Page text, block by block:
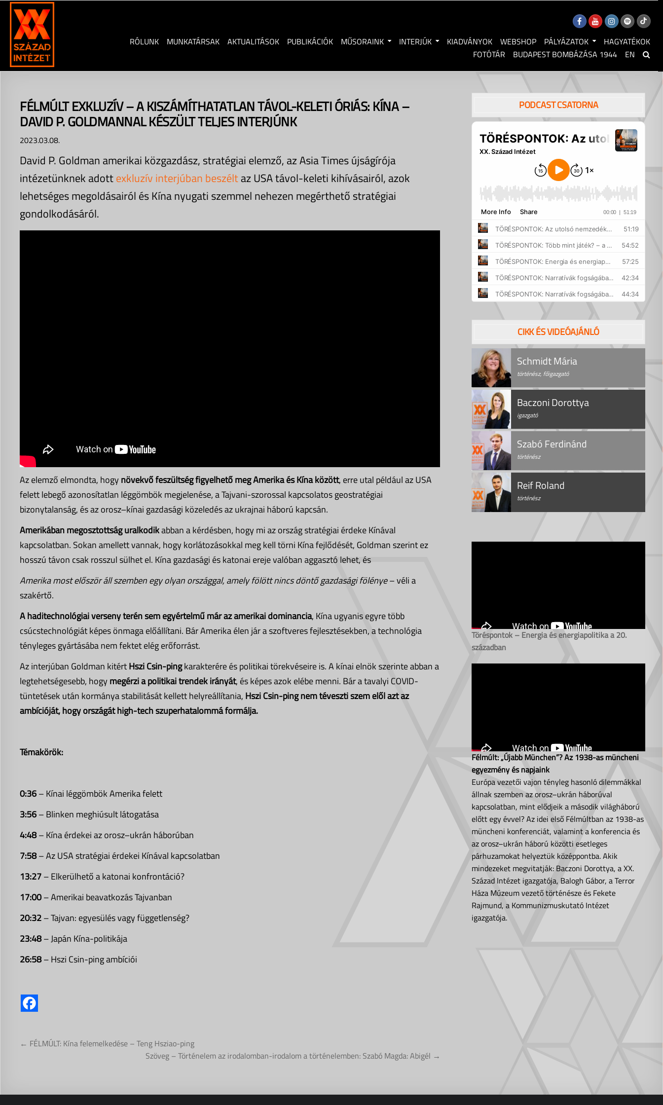
Skip
content
RÓLUNK
MUNKATÁRSAK AKTUALITÁSOK PUBLIKÁCIÓK MŰSORAINK INTERJÚK KIADVÁNYOK WEBSHOP PÁLYÁZATOK
HAGYATÉKOK
FOTÓTÁR
BUDAPEST BOMBÁZÁSA 1944 EN
FÉLMÚLT EXKLUZÍV – A KISZÁMÍTHATATLAN TÁVOL-KELETI ÓRIÁS: KÍNA –
DAVID P. GOLDMANNAL KÉSZÜLT TELJES INTERJÚNK
2023.03.08.
David P. Goldman amerikai közgazdász, stratégiai elemző, az Asia Times újságírója
intézetünknek adottexkluzív interjúban beszéltaz USA távol-keleti kihívásairól, azok
lehetséges megoldásairól és Kína nyugati szemmel nehezen megérthető stratégiai
gondolkodásáról.
Az elemző elmondta, hogynövekvő feszültség figyelhető meg Amerika és Kína között, erre utal például az USA
felett lebegő azonosítatlan léggömbök megjelenése, a Tajvani-szorossal kapcsolatos geostratégiai
bizonytalanság, és az orosz–kínai gazdasági közeledés az ukrajnai háború kapcsán.
Amerikában megosztottság uralkodikabban a kérdésben, hogy mi az ország stratégiai érdeke Kínával
kapcsolatban. Sokan amellett vannak, hogy korlátozásokkal meg kell törni Kína fejlődését, Goldman szerint ez
hosszú távon csak rosszul sülhet el. Kína gazdasági és katonai ereje valóban aggasztó lehet, és
Amerika most először áll szemben egy olyan országgal, amely fölött nincs döntő gazdasági fölénye– véli a
szakértő.
A haditechnológiai verseny terén sem egyértelmű már az amerikai dominancia, Kína ugyanis egyre több
csúcstechnológiát képes önmaga előállítani. Bár Amerika élen jár a szoftveres fejlesztésekben, a technológia
tényleges gyártásába nem fektet elég erőforrást.
Az interjúban Goldman kitértHszi Csin-pingkarakterére és politikai törekvéseire is. A kínai elnök szerinte abban a
legtehetségesebb, hogymegérzi a politikai trendekirányát, és képes azok elébe menni. Bár a tavalyi COVID-
tüntetések után kormánya stabilitását kellett helyreállítania, Hszi Csin-ping nem téveszti szem elől azt az
ambícióját, hogy országát high-tech szuperhatalommá formálja.
Témakörök:
0:36– Kínai léggömbök Amerika felett
3:56– Blinken meghiúsult látogatása
4:48– Kína érdekei az orosz–ukrán háborúban
7:58– Az USA stratégiai érdekei Kínával kapcsolatban
13:27– Elkerülhető a katonai konfrontáció?
17:00– Amerikai beavatkozás Tajvanban
20:32– Tajvan: egyesülés vagy függetlenség?
23:48– Japán Kína-politikája
26:58– Hszi Csin-ping ambíciói
Bejegyzés
← FÉLMÚLT: Kína felemelkedése – Teng Hsziao-ping
Szöveg – Történelem az irodalomban-irodalom a történelemben: Szabó Magda: Abigél →
PODCAST CSATORNA
CIKK ÉS VIDEÓAJÁNLÓ
Schmidt Mária
történész, főigazgató
Baczoni Dorottya
igazgató
Szabó Ferdinánd
történész
Reif Roland
történész
Töréspontok – Energia és energiapolitika a 20.
században
Félmúlt: „Újabb München”? Az 1938-as müncheni
egyezmény és napjaink
Európa vezetői vajon tényleg hasonló dilemmákkal
állnak szemben az orosz–ukrán háborúval
kapcsolatban, mint elődjeik a második világháború
előtt egy évvel? Az idei első Félmúltban az 1938-as
müncheni konferenciát, valamint a konferencia és
az orosz–ukrán háború közötti esetleges
párhuzamokat helyeztük középpontba. Akik
mindezeket megvitatják: Baczoni Dorottya, a XX.
Század Intézet igazgatója, Balogh Gábor, a Terror
Háza Múzeum vezető történésze és Fekete
Rajmund, a Kommunizmuskutató Intézet
igazgatója.